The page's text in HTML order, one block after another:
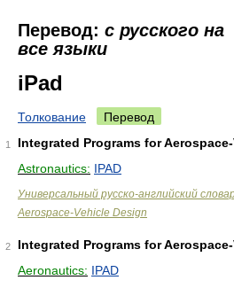
Перевод: с русского на
все языки
iPad
Толкование Перевод
1
Integrated Programs for
Astronautics: IPAD
Универсальный русско-английский
Aerospace-Vehicle Design
2
Integrated Programs for
Aeronautics: IPAD